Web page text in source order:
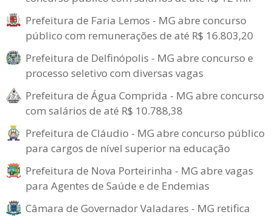
Prefeitura de Faria Lemos - MG abre concurso
público com remunerações de até R$ 16.803,20
Prefeitura de Delfinópolis - MG abre concurso e
processo seletivo com diversas vagas
Prefeitura de Água Comprida - MG abre concurso
com salários de até R$ 10.788,38
Prefeitura de Cláudio - MG abre concurso público
para cargos de nível superior na educação
Prefeitura de Nova Porteirinha - MG abre vagas
para Agentes de Saúde e de Endemias
Câmara de Governador Valadares - MG retifica